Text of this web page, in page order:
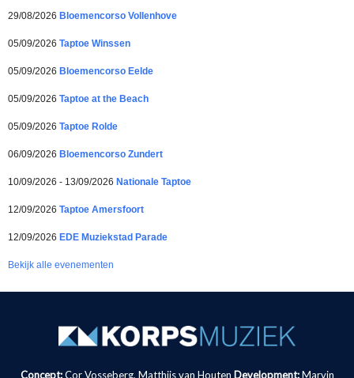
29/08/2026 Bloemencorso Vollenhove
05/09/2026 Taptoe Winssen
05/09/2026 Bloemencorso Eelde
05/09/2026 Taptoe at the Beach
05/09/2026 Taptoe Rolde
06/09/2026 Bloemencorso Zundert
10/09/2026 - 13/09/2026 Nationale Taptoe
12/09/2026 Taptoe Amersfoort
12/09/2026 EDE Muziekstad Parade
Bekijk alle evenementen
Concept:Cor Vosseberg, Matthijs van Houten Development: Marvin